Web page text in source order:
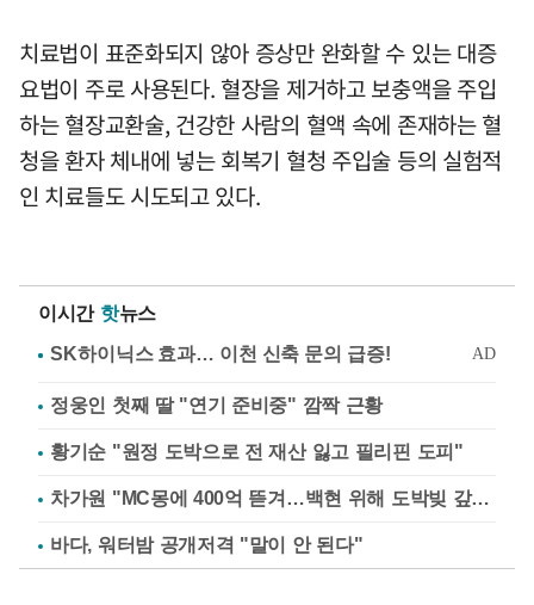
치료법이 표준화되지 않아 증상만 완화할 수 있는 대증
요법이 주로 사용된다. 혈장을 제거하고 보충액을 주입
하는 혈장교환술, 건강한 사람의 혈액 속에 존재하는 혈
청을 환자 체내에 넣는 회복기 혈청 주입술 등의 실험적
인 치료들도 시도되고 있다.
이시간 핫뉴스
정웅인 첫째 딸 "연기 준비중" 깜짝 근황
황기순 "원정 도박으로 전 재산 잃고 필리핀 도피"
차가원 "MC몽에 400억 뜯겨…백현 위해 도박빚 갚아줘"
바다, 워터밤 공개저격 "말이 안 된다"